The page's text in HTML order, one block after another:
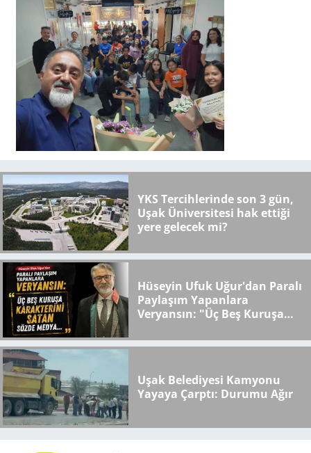
YKS Tercihlerinde son 3 gün,
Uşak Üniversitesi hak ettiği
yere gelecek mi?
Hüseyin Ufuk Uğur'dan Paralı
Paylaşım Yapanlara
Veryansın: "Üç Beş Kuruşa
Medya..."
Uşak Belediyesi Kamyonu
Yayaya Çarptı: Durumu Ağır